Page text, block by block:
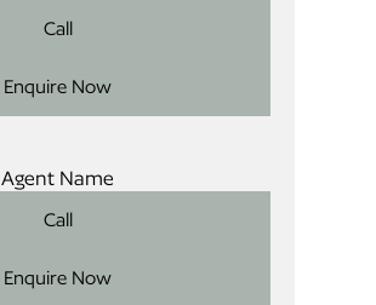
Call
Enquire Now
Agent Name
Call
Enquire Now